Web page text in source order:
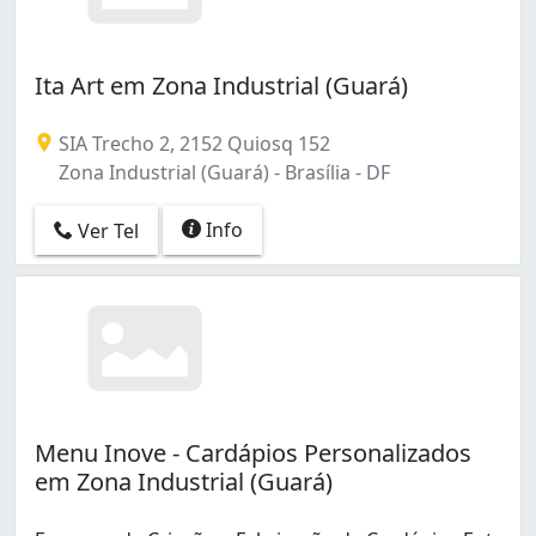
Ita Art em Zona Industrial (Guará)
SIA Trecho 2, 2152 Quiosq 152
Zona Industrial (Guará) - Brasília - DF
Ver Tel Info
Menu Inove - Cardápios Personalizados
em Zona Industrial (Guará)